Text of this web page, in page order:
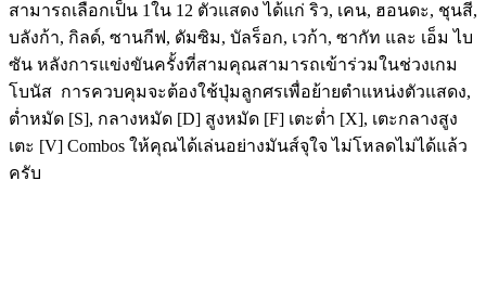
สามารถเลือกเป็น 1ใน 12 ตัวแสดง ได้แก่ ริว, เคน, ฮอนดะ, ชุนสี,
บลังก้า, กิลด์, ซานกีฟ, ดัมซิม, บัลร็อก, เวก้า, ซากัท และ เอ็ม ไบ
ซัน หลังการแข่งขันครั้งที่สามคุณสามารถเข้าร่วมในช่วงเกม
โบนัส การควบคุมจะต้องใช้ปุ่มลูกศรเพื่อย้ายตำแหน่งตัวแสดง,
ต่ำหมัด [S], กลางหมัด [D] สูงหมัด [F] เตะต่ำ [X], เตะกลางสูง
เตะ [V] Combos ให้คุณได้เล่นอย่างมันส์จุใจ ไม่โหลดไม่ได้แล้ว
ครับ